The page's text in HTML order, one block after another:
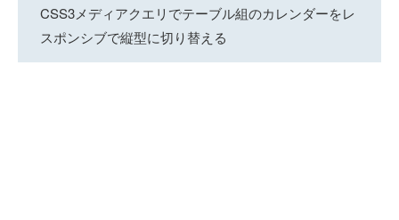
CSS3メディアクエリでテーブル組のカレンダーをレ
スポンシブで縦型に切り替える